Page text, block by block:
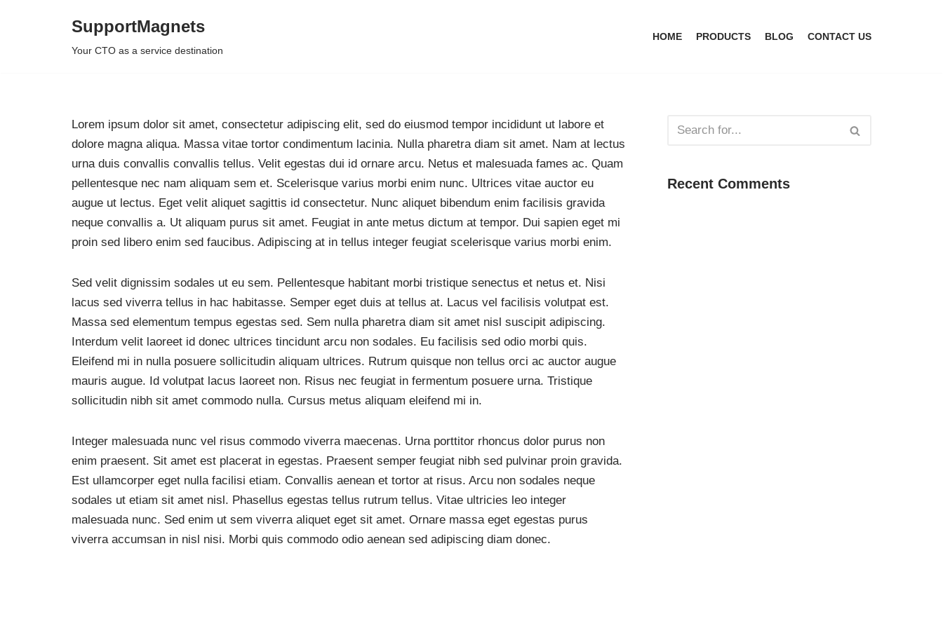
SupportMagnets
Your CTO as a service destination
HOME PRODUCTS BLOG CONTACT US
Lorem ipsum dolor sit amet, consectetur adipiscing elit, sed do eiusmod tempor incididunt ut labore et
dolore magna aliqua. Massa vitae tortor condimentum lacinia. Nulla pharetra diam sit amet. Nam at lectus
urna duis convallis convallis tellus. Velit egestas dui id ornare arcu. Netus et malesuada fames ac. Quam
pellentesque nec nam aliquam sem et. Scelerisque varius morbi enim nunc. Ultrices vitae auctor eu
augue ut lectus. Eget velit aliquet sagittis id consectetur. Nunc aliquet bibendum enim facilisis gravida
neque convallis a. Ut aliquam purus sit amet. Feugiat in ante metus dictum at tempor. Dui sapien eget mi
proin sed libero enim sed faucibus. Adipiscing at in tellus integer feugiat scelerisque varius morbi enim.
Sed velit dignissim sodales ut eu sem. Pellentesque habitant morbi tristique senectus et netus et. Nisi
lacus sed viverra tellus in hac habitasse. Semper eget duis at tellus at. Lacus vel facilisis volutpat est.
Massa sed elementum tempus egestas sed. Sem nulla pharetra diam sit amet nisl suscipit adipiscing.
Interdum velit laoreet id donec ultrices tincidunt arcu non sodales. Eu facilisis sed odio morbi quis.
Eleifend mi in nulla posuere sollicitudin aliquam ultrices. Rutrum quisque non tellus orci ac auctor augue
mauris augue. Id volutpat lacus laoreet non. Risus nec feugiat in fermentum posuere urna. Tristique
sollicitudin nibh sit amet commodo nulla. Cursus metus aliquam eleifend mi in.
Integer malesuada nunc vel risus commodo viverra maecenas. Urna porttitor rhoncus dolor purus non
enim praesent. Sit amet est placerat in egestas. Praesent semper feugiat nibh sed pulvinar proin gravida.
Est ullamcorper eget nulla facilisi etiam. Convallis aenean et tortor at risus. Arcu non sodales neque
sodales ut etiam sit amet nisl. Phasellus egestas tellus rutrum tellus. Vitae ultricies leo integer
malesuada nunc. Sed enim ut sem viverra aliquet eget sit amet. Ornare massa eget egestas purus
viverra accumsan in nisl nisi. Morbi quis commodo odio aenean sed adipiscing diam donec.
Recent Comments